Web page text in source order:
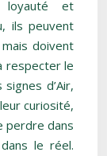
loyauté et
ils peuvent
doivent
respecter le
d’Air,
curiosité,
perdre dans
le réel.